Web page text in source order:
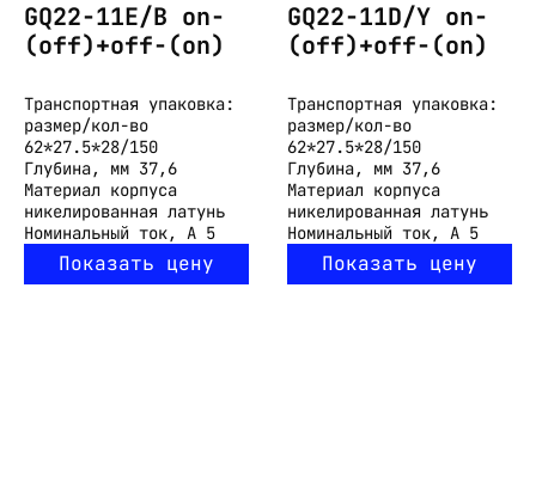
GQ22-11E/B on-
(off)+off-(on)
Транспортная упаковка:
размер/кол-во
62*27.5*28/150
Глубина, мм 37,6
Материал корпуса
никелированная латунь
Номинальный ток, А 5
Показать цену
GQ22-11D/Y on-
(off)+off-(on)
Транспортная упаковка:
размер/кол-во
62*27.5*28/150
Глубина, мм 37,6
Материал корпуса
никелированная латунь
Номинальный ток, А 5
Показать цену